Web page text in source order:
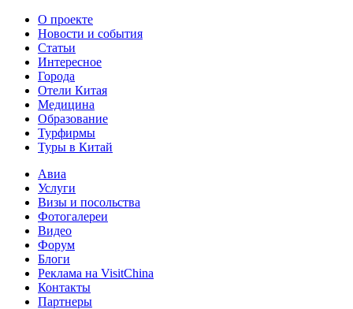
О проекте
Новости и события
Статьи
Интересное
Города
Отели Китая
Медицина
Образование
Турфирмы
Туры в Китай
Авиа
Услуги
Визы и посольства
Фотогалереи
Видео
Форум
Блоги
Реклама на VisitChina
Контакты
Партнеры